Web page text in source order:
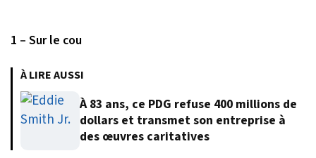
1 – Sur le cou
À LIRE AUSSI
À 83 ans, ce PDG refuse 400 millions de
dollars et transmet son entreprise à
des œuvres caritatives